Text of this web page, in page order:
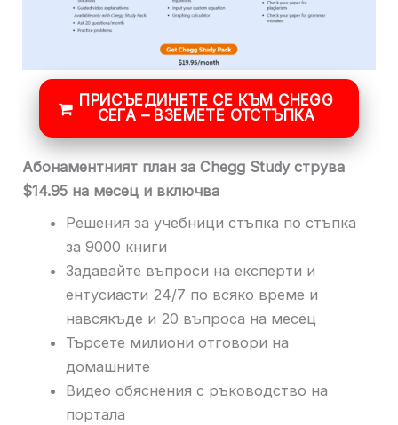
ПРИСЪЕДИНЕТЕ СЕ КЪМ CHEGG
СЕГА – ВЗЕМЕТЕ ОТСТЪПКА
Абонаментният план за Chegg Study струва
$14.95 на месец и включва
Решения за учебници стъпка по стъпка
за 9000 книги
Задавайте въпроси на експерти и
ентусиасти 24/7 по всяко време и
навсякъде и 20 въпроса на месец
Търсете милиони отговори на
домашните
Видео обяснения с ръководство на
портала